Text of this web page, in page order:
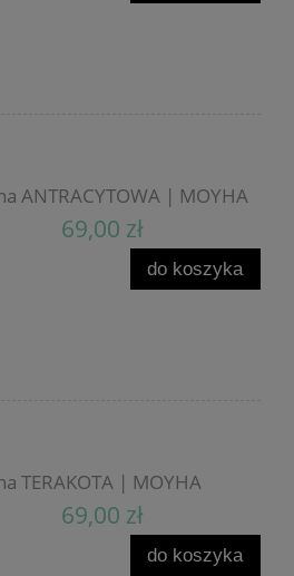
ANTRACYTOWA | MOYHA
69,00 zł
do koszyka
TERAKOTA | MOYHA
69,00 zł
do koszyka